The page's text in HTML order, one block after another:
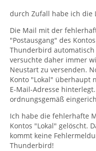
durch Zufall habe ich die
Die Mail mit der
"Postausgang" des
Thunderbird
versuchte daher immer
Neustart zu versenden.
Konto "Lokal" überhaupt
E-Mail-Adresse
ordnungsgemäß
Ich habe die fehlerhafte
Kontos "Lokal" gelöscht.
kommt keine
Thunderbird!